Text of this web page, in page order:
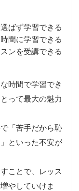
ばず学習できる
間に学習できる
ンを受講できる
時間で学習でき
って最大の魅力
「苦手だから恥
といった不安が
ことで、レッス
やしていけま